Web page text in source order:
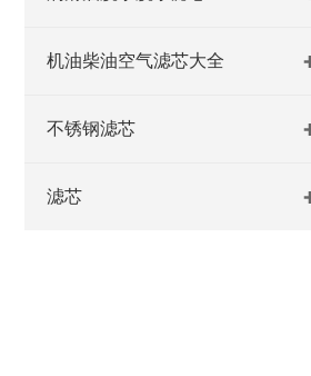
机油柴油空气滤芯大全
不锈钢滤芯
滤芯